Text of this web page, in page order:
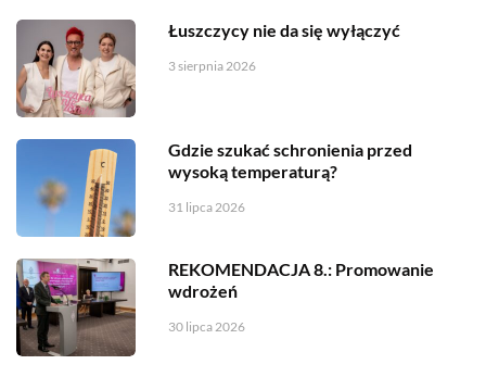
Łuszczycy nie da się wyłączyć
3 sierpnia 2026
Gdzie szukać schronienia przed
wysoką temperaturą?
31 lipca 2026
REKOMENDACJA 8.: Promowanie
wdrożeń
30 lipca 2026